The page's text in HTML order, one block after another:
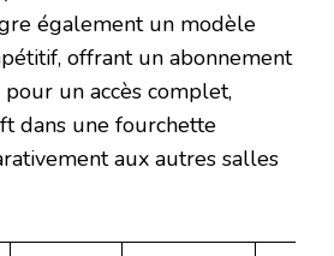
également un modèle
offrant un abonnement
un accès complet,
dans une fourchette
aux autres salles